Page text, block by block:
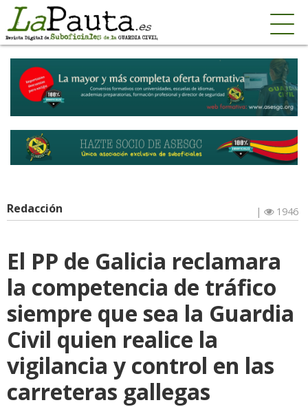
Redacción | 1946
El PP de Galicia reclamara
la competencia de tráfico
siempre que sea la Guardia
Civil quien realice la
vigilancia y control en las
carreteras gallegas